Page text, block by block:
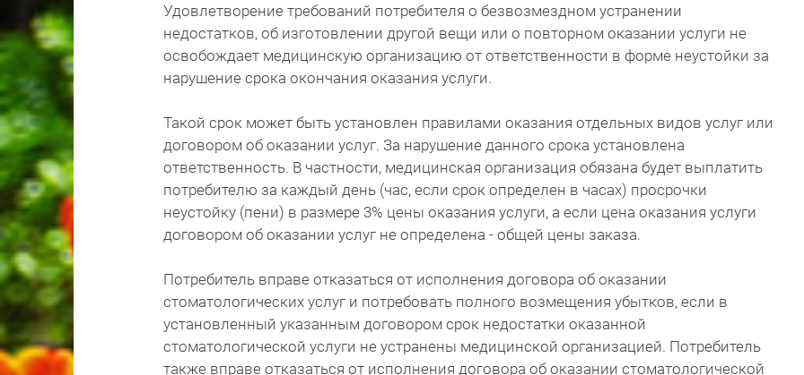
Удовлетворение требований потребителя о безвозмездном устранении
недостатков, об изготовлении другой вещи или о повторном оказании услуги не
освобождает медицинскую организацию от ответственности в форме неустойки за
нарушение срока окончания оказания услуги.
Такой срок может быть установлен правилами оказания отдельных видов услуг или
договором об оказании услуг. За нарушение данного срока установлена
ответственность. В частности, медицинская организация обязана будет выплатить
потребителю за каждый день (час, если срок определен в часах) просрочки
неустойку (пени) в размере 3% цены оказания услуги, а если цена оказания услуги
договором об оказании услуг не определена - общей цены заказа.
Потребитель вправе отказаться от исполнения договора об оказании
стоматологических услуг и потребовать полного возмещения убытков, если в
установленный указанным договором срок недостатки оказанной
стоматологической услуги не устранены медицинской организацией. Потребитель
также вправе отказаться от исполнения договора об оказании стоматологической